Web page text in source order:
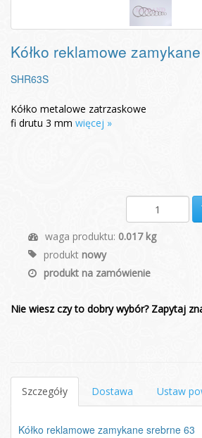
Kółko reklamowe
SHR63S
Kółko metalowe zatrzaskowe
fi drutu 3 mm więcej »
waga produktu: 0.017 kg
produkt nowy
produkt na zamówienie
Nie wiesz czy to dobry wybór? Zapytaj
Szczegóły Dostawa Ustaw
Kółko reklamowe zamykane srebrne 63